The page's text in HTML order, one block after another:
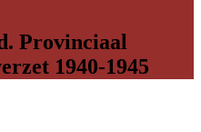
Provinciaal
1940-1945